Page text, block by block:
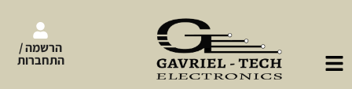
הרשמה /
התחברות